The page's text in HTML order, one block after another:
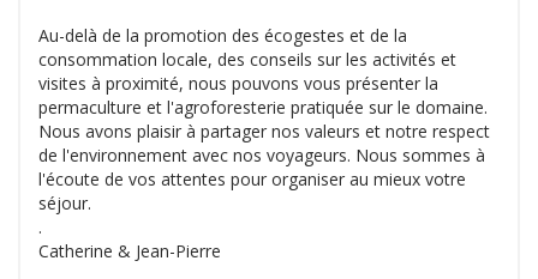
Au-delà de la promotion des écogestes et de la
consommation locale, des conseils sur les activités et
visites à proximité, nous pouvons vous présenter la
permaculture et l'agroforesterie pratiquée sur le domaine.
Nous avons plaisir à partager nos valeurs et notre respect
de l'environnement avec nos voyageurs. Nous sommes à
l'écoute de vos attentes pour organiser au mieux votre
séjour.
.
Catherine & Jean-Pierre